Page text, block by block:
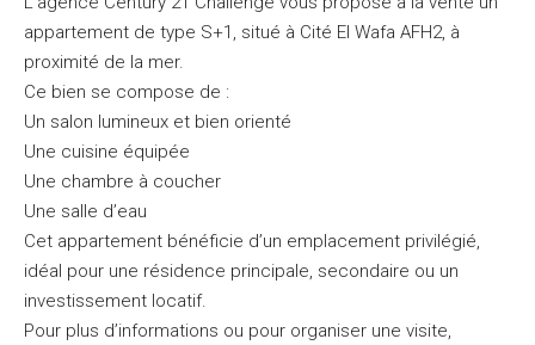
appartement de type S+1, situé à Cité El Wafa AFH2, à
proximité de la mer.
Ce bien se compose de :
Un salon lumineux et bien orienté
Une cuisine équipée
Une chambre à coucher
Une salle d’eau
Cet appartement bénéficie d’un emplacement privilégié,
idéal pour une résidence principale, secondaire ou un
investissement locatif.
Pour plus d’informations ou pour organiser une visite,